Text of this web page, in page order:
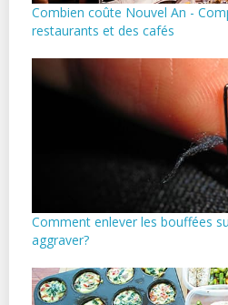
Combien coûte Nouvel An -
restaurants et des cafés
Comment enlever les bouffées
aggraver?